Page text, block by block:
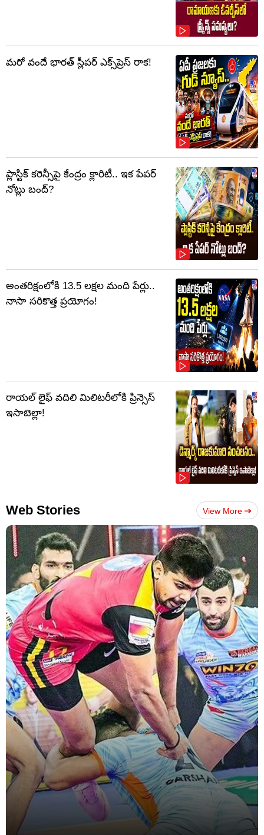
మరో వందే భారత్ స్లీపర్ ఎక్స్‌ప్రెస్ రాక!
ప్లాస్టిక్‌ కరెన్సీపై కేంద్రం క్లారిటీ.. ఇక పేపర్‌
నోట్లు బంద్‌?
అంతరిక్షంలోకి 13.5 లక్షల మంది పేర్లు..
నాసా సరికొత్త ప్రయోగం!
రాయల్ లైఫ్ వదిలి మిలిటరీలోకి ప్రిన్సెస్
ఇసాబెల్లా!
Web Stories View More